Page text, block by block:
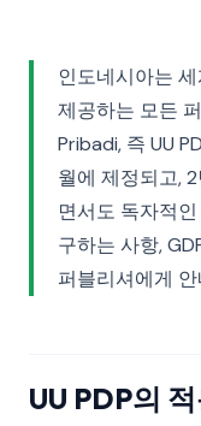
인도네시아는
제공하는 모든
Pribadi, 즉 UU
월에 제정되고,
면서도 독자적
구하는 사항,
퍼블리셔에게
UU PDP의